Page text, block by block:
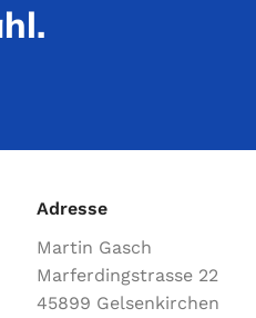
Adresse
Martin Gasch
Marferdingstrasse 22
45899 Gelsenkirchen